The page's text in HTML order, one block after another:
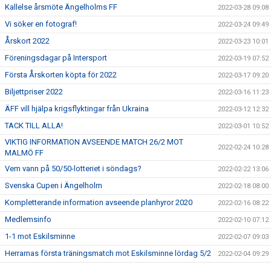
Kallelse årsmöte Ängelholms FF 2022-03-28 09:08
Vi söker en fotograf! 2022-03-24 09:49
Årskort 2022 2022-03-23 10:01
Föreningsdagar på Intersport 2022-03-19 07:52
Första Årskorten köpta för 2022 2022-03-17 09:20
Biljettpriser 2022 2022-03-16 11:23
ÄFF vill hjälpa krigsflyktingar från Ukraina 2022-03-12 12:32
TACK TILL ALLA! 2022-03-01 10:52
VIKTIG INFORMATION AVSEENDE MATCH 26/2 MOT
MALMÖ FF
2022-02-24 10:28
Vem vann på 50/50-lotteriet i söndags? 2022-02-22 13:06
Svenska Cupen i Ängelholm 2022-02-18 08:00
Kompletterande information avseende planhyror 2020 2022-02-16 08:22
Medlemsinfo 2022-02-10 07:12
1-1 mot Eskilsminne 2022-02-07 09:03
Herrarnas första träningsmatch mot Eskilsminne lördag 5/2 2022-02-04 09:29